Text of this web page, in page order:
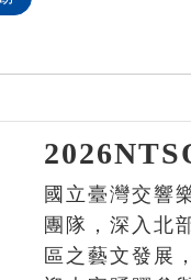
國立臺灣交響
團隊，深入北
區之藝文發展